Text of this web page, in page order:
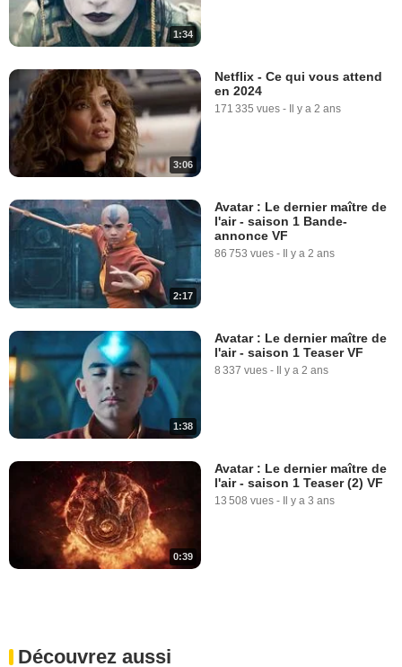
1:34
3:06
Netflix - Ce qui vous attend
en 2024
171 335 vues - Il y a 2 ans
2:17
Avatar : Le dernier maître de
l'air - saison 1 Bande-
annonce VF
86 753 vues - Il y a 2 ans
1:38
Avatar : Le dernier maître de
l'air - saison 1 Teaser VF
8 337 vues - Il y a 2 ans
0:39
Avatar : Le dernier maître de
l'air - saison 1 Teaser (2) VF
13 508 vues - Il y a 3 ans
Découvrez aussi